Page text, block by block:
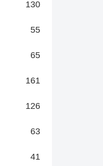
130
55
65
161
126
63
41